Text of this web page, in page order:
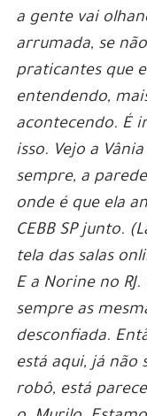
a gente vai
arrumada, se
praticantes que
entendendo,
acontecendo. É
isso. Vejo a
sempre, a
onde é que ela
CEBB SP junto.
tela das salas
E a Norine no
sempre as
desconfiada.
está aqui, já não
robô, está